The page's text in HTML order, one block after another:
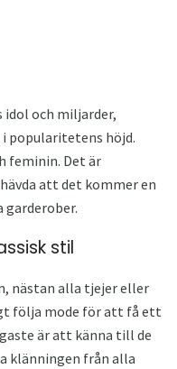
idol och miljarder,
popularitetens höjd.
feminin. Det är
att det kommer en
stil
nästan alla tjejer eller
följa mode för att få ett
är att känna till de
klänningen från alla